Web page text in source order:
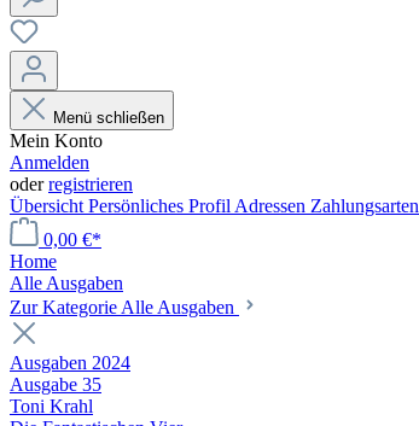
Menü schließen
Mein Konto
Anmelden
oderregistrieren
Übersicht Persönliches Profil Adressen Zahlungsarten
0,00 €*
Home
Alle Ausgaben
Zur Kategorie Alle Ausgaben
Ausgaben 2024
Ausgabe 35
Toni Krahl